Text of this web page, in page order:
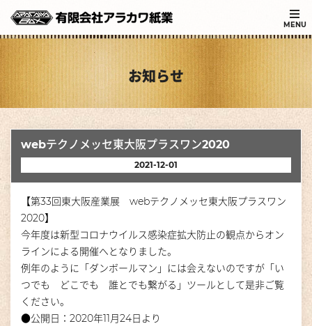
MENU
お知らせ
webテクノメッセ東大阪プラスワン2020
2021-12-01
【第33回東大阪産業展 webテクノメッセ東大阪プラスワン
2020】
今年度は新型コロナウイルス感染症拡大防止の観点からオン
ラインによる開催へとなりました。
例年のように「ダンボールマン」には会えないのですが「い
つでも どこでも 誰とでも繋がる」ツールとして是非ご覧
ください。
●公開日：2020年11月24日より